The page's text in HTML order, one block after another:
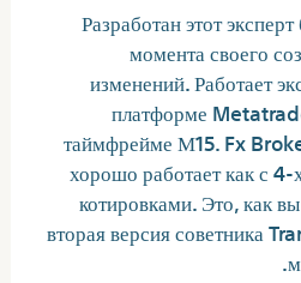
Разработан этот
момента своего
изменений. Работает
платформе
таймфрейме М15. Fx
хорошо работает как с
котировками. Это, как
вторая версия советника